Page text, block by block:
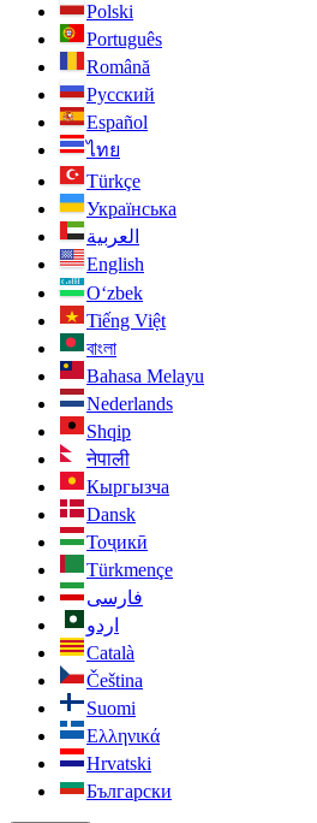
Polski
Português
Română
Русский
Español
ไทย
Türkçe
Українська
العربية
English
O‘zbek
Tiếng Việt
বাংলা
Bahasa Melayu
Nederlands
Shqip
नेपाली
Кыргызча
Dansk
Тоҷикӣ
Türkmençe
فارسی
اردو
Català
Čeština
Suomi
Ελληνικά
Hrvatski
Български